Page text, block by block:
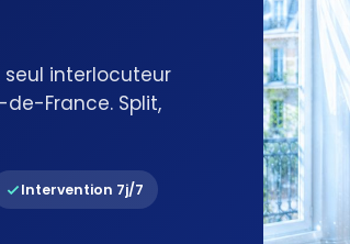
seul interlocuteur
de-France. Split,
Intervention 7j/7